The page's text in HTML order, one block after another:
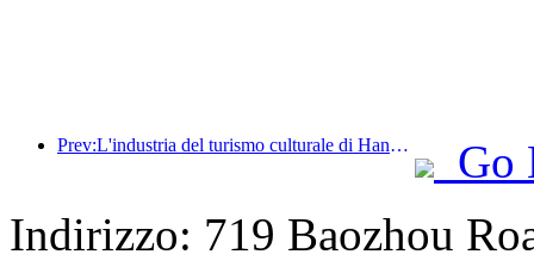
Prev:L'industria del turismo culturale di Hangzhou prospererà nel 2024: il valore aggiunto culturale supera i 340 miliardi e i turisti in entrata raddoppieranno
Go
Indirizzo: 719 Baozhou